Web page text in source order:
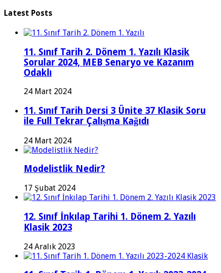
Latest Posts
11. Sınıf Tarih 2. Dönem 1. Yazılı Klasik
Sorular 2024, MEB Senaryo ve Kazanım
Odaklı
24 Mart 2024
11. Sınıf Tarih Dersi 3 Ünite 37 Klasik Soru
ile Full Tekrar Çalışma Kağıdı
24 Mart 2024
Modelistlik Nedir?
17 Şubat 2024
12. Sınıf İnkılap Tarihi 1. Dönem 2. Yazılı
Klasik 2023
24 Aralık 2023